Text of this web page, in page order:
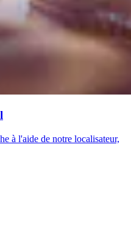
à l'aide de notre localisateur,